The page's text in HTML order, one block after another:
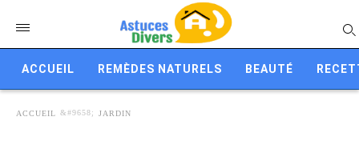
ACCUEIL REMÈDES NATURELS BEAUTÉ
ACCUEIL JARDIN